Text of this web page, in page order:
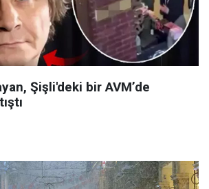
Şişli'deki bir AVM’de